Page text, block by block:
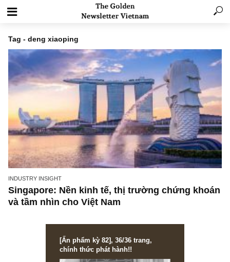
Tag - deng xiaoping
INDUSTRY INSIGHT
và tầm nhìn cho Việt Nam